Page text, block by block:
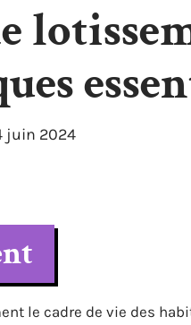
juin 2024
le cadre de vie des